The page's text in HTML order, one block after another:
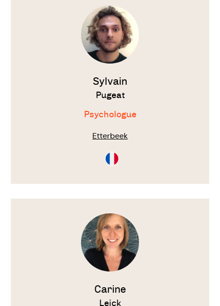
Sylvain
Pugeat
Psychologue
Etterbeek
Consultation
en
Voir
Carine
Leick